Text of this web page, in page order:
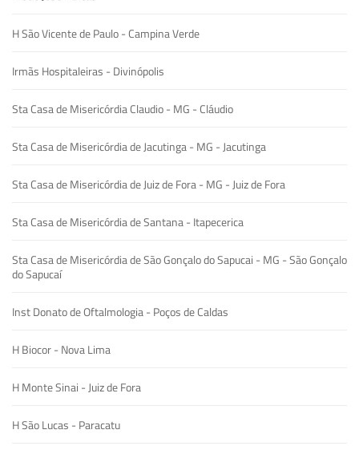
H São Vicente de Paulo - Campina Verde
Irmãs Hospitaleiras - Divinópolis
Sta Casa de Misericórdia Claudio - MG - Cláudio
Sta Casa de Misericórdia de Jacutinga - MG - Jacutinga
Sta Casa de Misericórdia de Juiz de Fora - MG - Juiz de Fora
Sta Casa de Misericórdia de Santana - Itapecerica
Sta Casa de Misericórdia de São Gonçalo do Sapucai - MG - São Gonçalo
do Sapucaí
Inst Donato de Oftalmologia - Poços de Caldas
H Biocor - Nova Lima
H Monte Sinai - Juiz de Fora
H São Lucas - Paracatu